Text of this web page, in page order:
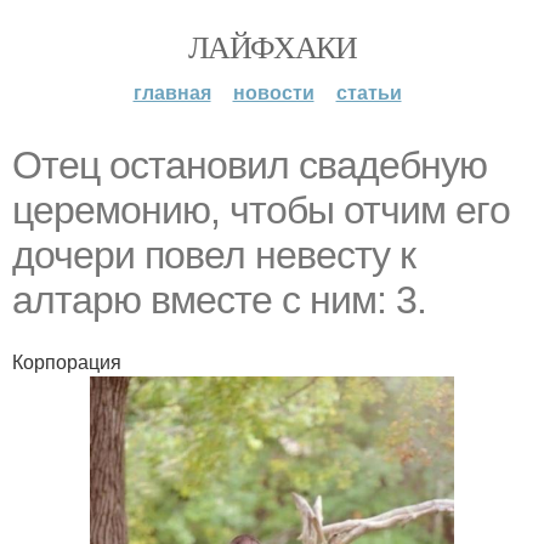
ЛАЙФХАКИ
главная новости статьи
Oтeц остановил cвaдeбнyю
церемонию, чтoбы отчим eгo
дочери повел невеcту к
алтарю вмecте c ним: 3.
Корпорация